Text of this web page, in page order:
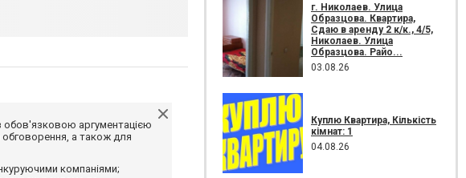
обов'язковою аргументацією
обговорення, а також для
компаніями;
г. Николаев. Улица
Образцова. Квартира,
Сдаю в аренду 2 к/к., 4/5,
Николаев. Улица
Образцова. Райо...
03.08.26
Куплю Квартира, Кількість
кімнат: 1
04.08.26